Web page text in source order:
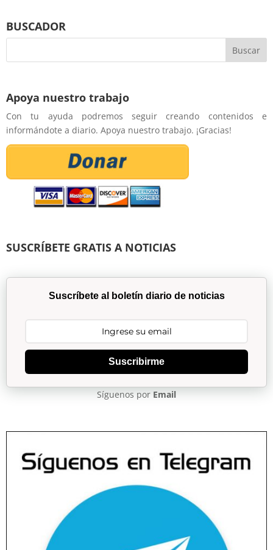
BUSCADOR
Apoya nuestro trabajo
Con tu ayuda podremos seguir creando contenidos e
informándote a diario. Apoya nuestro trabajo. ¡Gracias!
SUSCRÍBETE GRATIS A NOTICIAS
Suscríbete al boletín diario de noticias
Suscribirme
Síguenos por Email